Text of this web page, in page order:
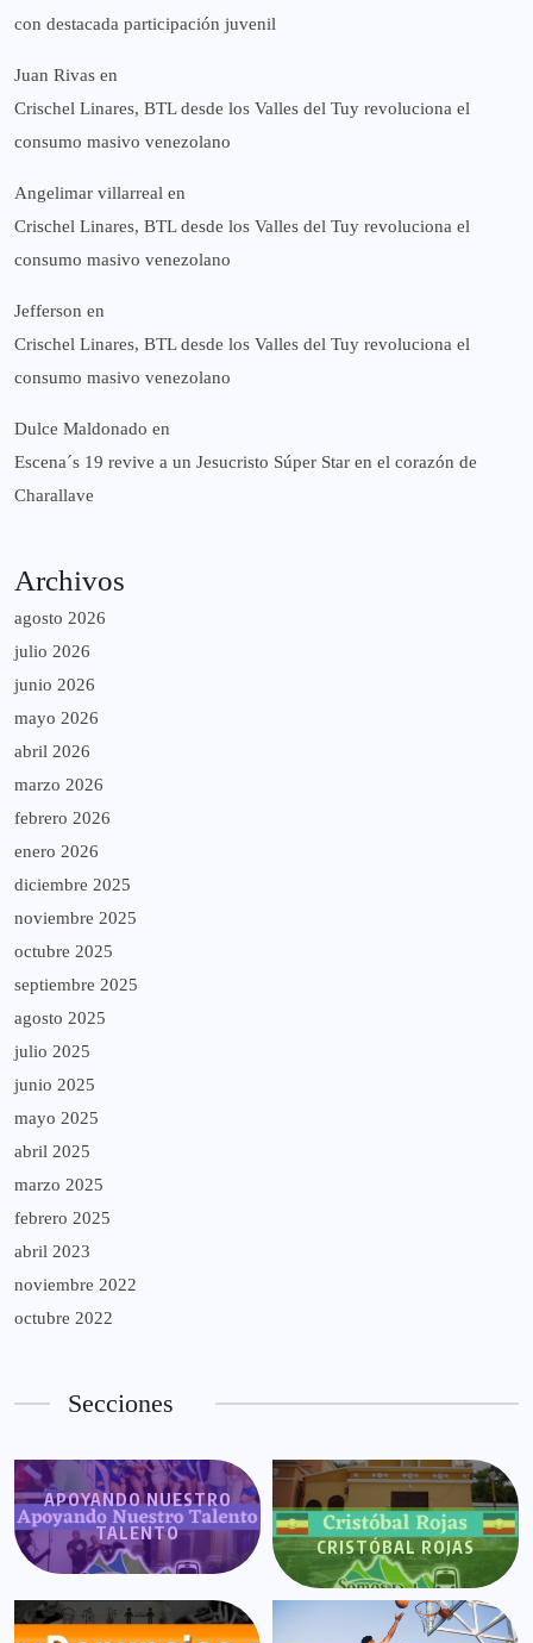
con destacada participación juvenil
Juan Rivas en
Crischel Linares, BTL desde los Valles del Tuy revoluciona el
consumo masivo venezolano
Angelimar villarreal en
Crischel Linares, BTL desde los Valles del Tuy revoluciona el
consumo masivo venezolano
Jefferson en
Crischel Linares, BTL desde los Valles del Tuy revoluciona el
consumo masivo venezolano
Dulce Maldonado en
Escena´s 19 revive a un Jesucristo Súper Star en el corazón de
Charallave
Archivos
agosto 2026
julio 2026
junio 2026
mayo 2026
abril 2026
marzo 2026
febrero 2026
enero 2026
diciembre 2025
noviembre 2025
octubre 2025
septiembre 2025
agosto 2025
julio 2025
junio 2025
mayo 2025
abril 2025
marzo 2025
febrero 2025
abril 2023
noviembre 2022
octubre 2022
Secciones
APOYANDO NUESTRO
TALENTO
CRISTÓBAL ROJAS